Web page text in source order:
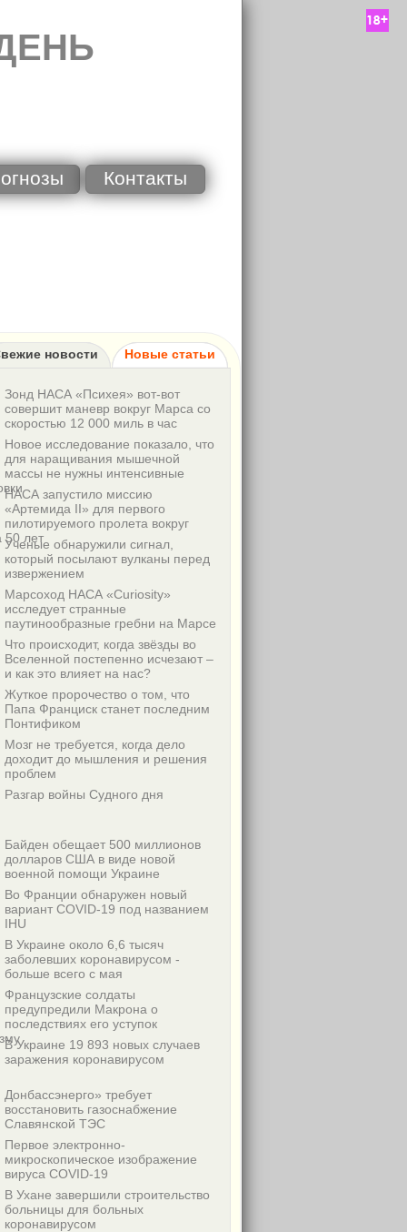
Контакты
новости Новые статьи
Зонд НАСА «Психея» вот-вот
совершит маневр вокруг Марса со
скоростью 12 000 миль в час
Новое исследование показало, что
для наращивания мышечной
массы не нужны интенсивные
НАСА запустило миссию
«Артемида II» для первого
пилотируемого пролета вокруг
50 лет
Ученые обнаружили сигнал,
который посылают вулканы перед
извержением
Марсоход НАСА «Curiosity»
исследует странные
паутинообразные гребни на Марсе
Что происходит, когда звёзды во
Вселенной постепенно исчезают –
и как это влияет на нас?
Жуткое пророчество о том, что
Папа Франциск станет последним
Понтификом
Мозг не требуется, когда дело
доходит до мышления и решения
проблем
Разгар войны Судного дня
Байден обещает 500 миллионов
долларов США в виде новой
военной помощи Украине
Во Франции обнаружен новый
вариант COVID-19 под названием
IHU
В Украине около 6,6 тысяч
заболевших коронавирусом -
больше всего с мая
Французские солдаты
предупредили Макрона о
последствиях его уступок
В Украине 19 893 новых случаев
заражения коронавирусом
Донбассэнерго» требует
восстановить газоснабжение
Славянской ТЭС
Первое электронно-
микроскопическое изображение
вируса COVID-19
В Ухане завершили строительство
больницы для больных
коронавирусом